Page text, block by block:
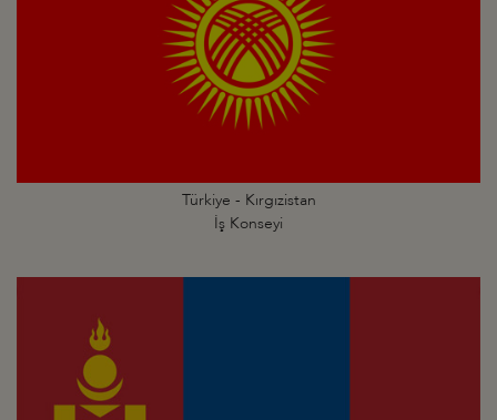
Türkiye - Kırgızistan
İş Konseyi